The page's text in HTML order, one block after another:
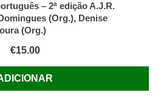
– 2ª edição A.J.R.
(Org.), Denise
(Org.)
€15.00